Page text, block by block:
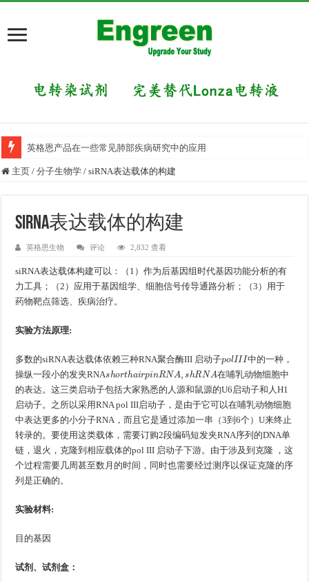
英格恩产品在一些常见肺部疾病研究中的应用
主页 / 分子生物学 / siRNA表达载体的构建
siRNA表达载体的构建
英格恩生物 评论 2,832 查看
siRNA表达载体构建可以：（1）作为后基因组时代基因功能分析的有
力工具；（2）应用于基因组学、细胞信号传导通路分析；（3）用于
药物靶点筛选、疾病治疗。
实验方法原理:
多数的siRNA表达载体依赖三种RNA聚合酶III 启动子 lIII 中的一种，
操纵一段小的发夹RNA h ha p nR NA,s h N A
在哺乳动物细胞中
的表达。这三类启动子包括大家熟悉的人源和鼠源的U6启动子和人H1
启动子。之所以采用RNA pol III启动子，是由于它可以在哺乳动物细胞
中表达更多的小分子RNA，而且它是通过添加一串（3到6个）U来终止
转录的。要使用这类载体，需要订购2段编码短发夹RNA序列的DNA单
链，退火，克隆到相应载体的pol III 启动子下游。由于涉及到克隆 ，这
个过程需要几周甚至数月的时间，同时也需要经过测序以保证克隆的序
列是正确的。
实验材料:
目的基因
试剂、试剂盒：